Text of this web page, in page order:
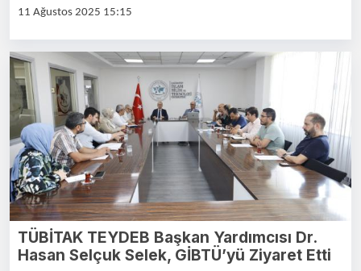
11 Ağustos 2025 15:15
TÜBİTAK TEYDEB Başkan Yardımcısı Dr.
Hasan Selçuk Selek, GİBTÜ’yü Ziyaret Etti